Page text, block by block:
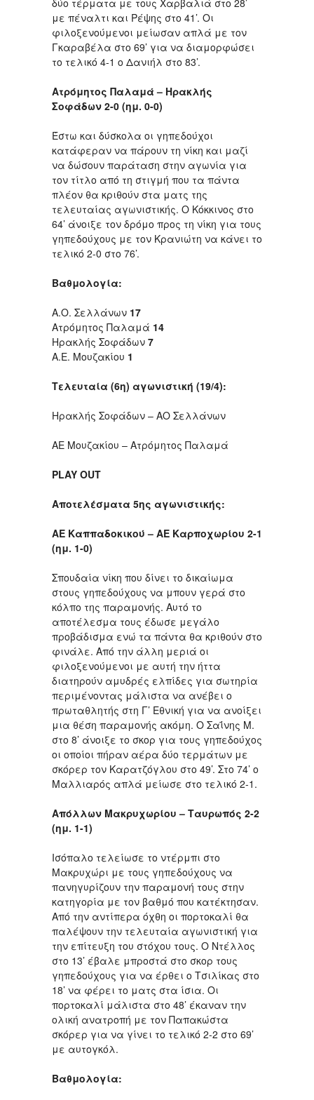
δύο τέρματα με τους Χαρβαλιά στο 28’
με πέναλτι και Ρέψης στο 41’. Οι
φιλοξενούμενοι μείωσαν απλά με τον
Γκαραβέλα στο 69’ για να διαμορφώσει
το τελικό 4-1 ο Δανιήλ στο 83’.
Ατρόμητος Παλαμά – Ηρακλής
Σοφάδων 2-0 (ημ. 0-0)
Έστω και δύσκολα οι γηπεδούχοι
κατάφεραν να πάρουν τη νίκη και μαζί
να δώσουν παράταση στην αγωνία για
τον τίτλο από τη στιγμή που τα πάντα
πλέον θα κριθούν στα ματς της
τελευταίας αγωνιστικής. Ο Κόκκινος στο
64’ άνοιξε τον δρόμο προς τη νίκη για τους
γηπεδούχους με τον Κρανιώτη να κάνει το
τελικό 2-0 στο 76’.
Βαθμολογία:
Α.Ο. Σελλάνων 17
Ατρόμητος Παλαμά 14
Ηρακλής Σοφάδων 7
Α.Ε. Μουζακίου 1
Τελευταία (6η) αγωνιστική (19/4):
Ηρακλής Σοφάδων – ΑΟ Σελλάνων
ΑΕ Μουζακίου – Ατρόμητος Παλαμά
PLAY OUT
Αποτελέσματα 5ης αγωνιστικής:
ΑΕ Καππαδοκικού – ΑΕ Καρποχωρίου 2-1
(ημ. 1-0)
Σπουδαία νίκη που δίνει το δικαίωμα
στους γηπεδούχους να μπουν γερά στο
κόλπο της παραμονής. Αυτό το
αποτέλεσμα τους έδωσε μεγάλο
προβάδισμα ενώ τα πάντα θα κριθούν στο
φινάλε. Από την άλλη μεριά οι
φιλοξενούμενοι με αυτή την ήττα
διατηρούν αμυδρές ελπίδες για σωτηρία
περιμένοντας μάλιστα να ανέβει ο
πρωταθλητής στη Γ’ Εθνική για να ανοίξει
μια θέση παραμονής ακόμη. Ο Σαΐνης Μ.
στο 8’ άνοιξε το σκορ για τους γηπεδούχος
οι οποίοι πήραν αέρα δύο τερμάτων με
σκόρερ τον Καρατζόγλου στο 49’. Στο 74’ ο
Μαλλιαρός απλά μείωσε στο τελικό 2-1.
Απόλλων Μακρυχωρίου – Ταυρωπός 2-2
(ημ. 1-1)
Ισόπαλο τελείωσε το ντέρμπι στο
Μακρυχώρι με τους γηπεδούχους να
πανηγυρίζουν την παραμονή τους στην
κατηγορία με τον βαθμό που κατέκτησαν.
Από την αντίπερα όχθη οι πορτοκαλί θα
παλέψουν την τελευταία αγωνιστική για
την επίτευξη του στόχου τους. Ο Ντέλλος
στο 13’ έβαλε μπροστά στο σκορ τους
γηπεδούχους για να έρθει ο Τσιλίκας στο
18’ να φέρει το ματς στα ίσια. Οι
πορτοκαλί μάλιστα στο 48’ έκαναν την
ολική ανατροπή με τον Παπακώστα
σκόρερ για να γίνει το τελικό 2-2 στο 69’
με αυτογκόλ.
Βαθμολογία: